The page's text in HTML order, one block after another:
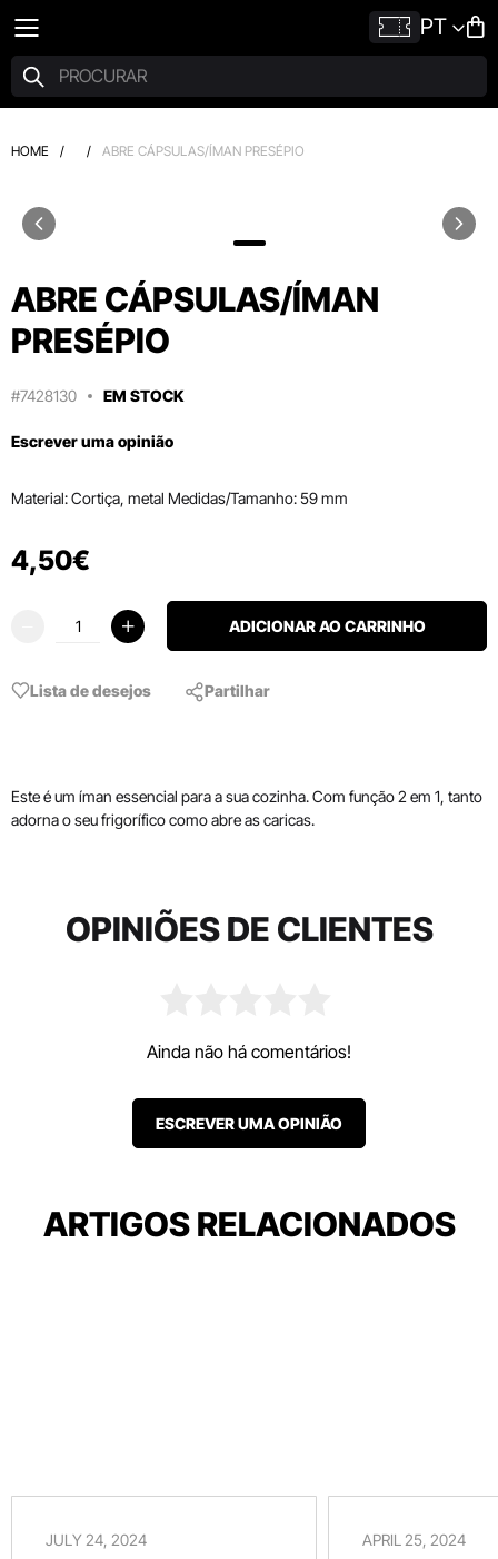
PT
HOME / / ABRE CÁPSULAS/ÍMAN PRESÉPIO
ABRE CÁPSULAS/ÍMAN
PRESÉPIO
#7428130 EM STOCK
Escrever uma opinião
Material: Cortiça, metal Medidas/Tamanho: 59 mm
4,50€
ADICIONAR AO CARRINHO
Lista de desejos Partilhar
Este é um íman essencial para a sua cozinha. Com função 2 em 1, tanto
adorna o seu frigorífico como abre as caricas.
OPINIÕES DE CLIENTES
Ainda não há comentários!
ESCREVER UMA OPINIÃO
ARTIGOS RELACIONADOS
JULY 24, 2024 APRIL 25, 2024